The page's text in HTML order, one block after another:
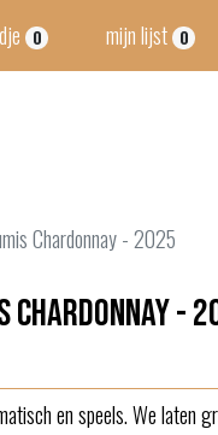
0 mijn lijst 0
Chardonnay - 2025
Chardonnay -
en speels. We laten